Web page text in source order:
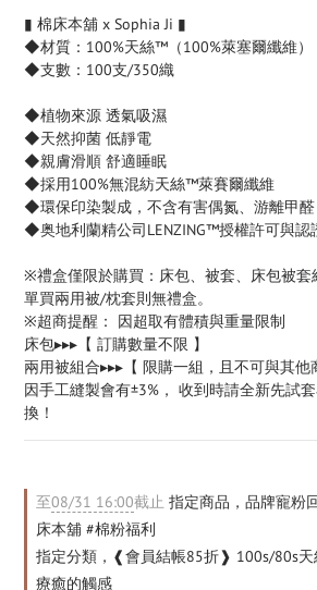
▮ 棉床本舖 x Sophia Ji ▮
◆材質：100%天絲™（100%萊塞爾纖維）
◆支數：100支/350織
◆植物來源 透氣吸濕
◆天然抑菌 低靜電
◆親膚滑順 舒適睡眠
◆採用100%無混紡天絲™萊賽爾纖維
◆環保印染製成，不含有害偶氮、游離甲醛
◆奥地利蘭精公司LENZING™授權許可與認
※禮盒僅限於購買：床包、被套、床包被套
單買兩用被/枕套則無禮盒。
※超商提醒： 因超取有體積與重量限制
床包▸▸▸【 訂購數量不限 】
兩用被組合▸▸▸【 限購一組，且不可與其他
因手工縫製會有±3%， 收到時請全新先試
換！
至08/31 16:00截止 指定商品，品牌寵粉
床本舖 #棉粉福利
指定分類，❰會員結帳85折❱ 100s/80s天
療癒的觸感